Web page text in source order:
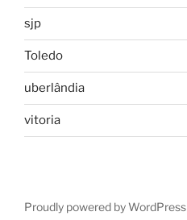
sjp
Toledo
uberlândia
vitoria
Proudly powered by WordPress